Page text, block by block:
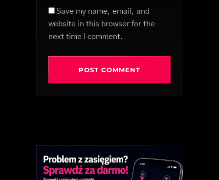
Save my name, email, and
website in this browser for the
next time I comment.